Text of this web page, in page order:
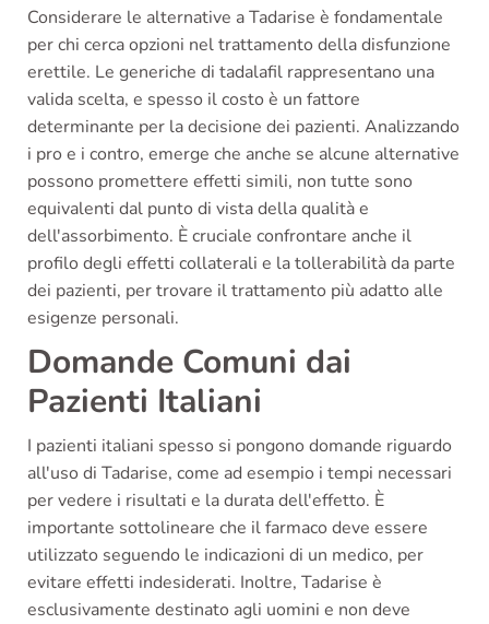
Considerare le alternative a Tadarise è fondamentale
per chi cerca opzioni nel trattamento della disfunzione
erettile. Le generiche di tadalafil rappresentano una
valida scelta, e spesso il costo è un fattore
determinante per la decisione dei pazienti. Analizzando
i pro e i contro, emerge che anche se alcune alternative
possono promettere effetti simili, non tutte sono
equivalenti dal punto di vista della qualità e
dell'assorbimento. È cruciale confrontare anche il
profilo degli effetti collaterali e la tollerabilità da parte
dei pazienti, per trovare il trattamento più adatto alle
esigenze personali.
Domande Comuni dai
Pazienti Italiani
I pazienti italiani spesso si pongono domande riguardo
all'uso di Tadarise, come ad esempio i tempi necessari
per vedere i risultati e la durata dell'effetto. È
importante sottolineare che il farmaco deve essere
utilizzato seguendo le indicazioni di un medico, per
evitare effetti indesiderati. Inoltre, Tadarise è
esclusivamente destinato agli uomini e non deve